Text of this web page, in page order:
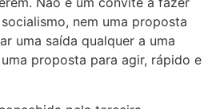
nem uma proposta
uma saída qualquer a uma
proposta para agir, rápido e